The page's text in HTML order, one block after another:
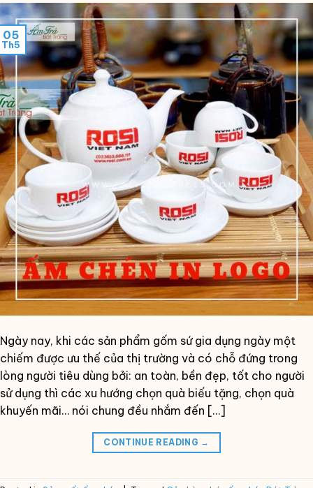
05
Th5
Ngày nay, khi các sản phẩm gốm sứ gia dụng ngày một
chiếm được ưu thế của thị trường và có chỗ đứng trong
lòng người tiêu dùng bởi: an toàn, bền đẹp, tốt cho người
sử dụng thì các xu hướng chọn quà biếu tặng, chọn quà
khuyến mãi… nói chung đều nhắm đến […]
CONTINUE READING →